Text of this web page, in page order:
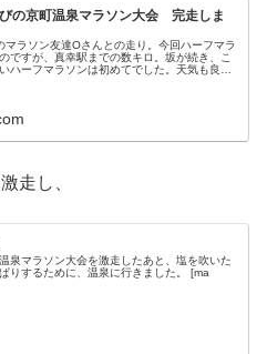
の京町温泉マラソン大会 完走しま
マラソン友達Oさんとの走り。今回ハーフマラ
ですが、真幸駅までの数キロ。坂が続き、こ
ハーフマラソンは初めてでした。天気も良く
走し、
泉マラソン大会を激走したあと、塩を吹いた
りするために、温泉に行きました。 [ma